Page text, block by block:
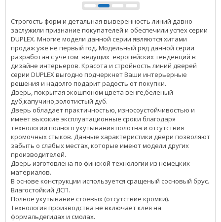
Строгость форм и детальная выверенность линий давно
заслужили признание покупателей и обеспечили успех серии
DUPLEX. Многие модели данной серии являются хитами
продаж уже не первый год. Модельный ряд данной серии
разработан с учетом ведущих европейских тенденций в
дизайне интерьеров. Красота и стройность линий дверей
серии DUPLEX выгодно подчеркнет Ваши интерьерные
решения и надолго подарит радость от покупки.
Дверь, покрытая экошпоном цвета венге,беленый
дуб,капучино,золотистый дуб.
Дверь обладает практичностью, износоустойчивостью и
имеет высокие эксплуатационные сроки благодаря
технологии полного укутывания полотна и отсутствия
кромочных стыков. Данные характеристики двери позволяют
забыть о слабых местах, которые имеют модели других
производителей.
Дверь изготовлена по финской технологии из немецких
материалов.
В основе конструкции используется сращеный сосновый брус.
Влагостойкий ДСП.
Полное укутывание стоевых (отсутствие кромки).
Технология производства не включает клея на
формальдегидах и смолах.